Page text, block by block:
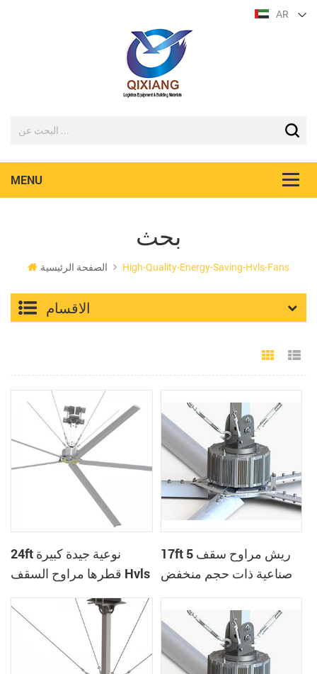
AR
بحث
الصفحة الرئيسية High-Quality-Energy-Saving-Hvls-Fans
الاقسام
Grid
24ft نوعية جيدة كبيرة
قطرها مراوح السقف Hvls
17ft 5 ريش مراوح سقف
صناعية ذات حجم منخفض